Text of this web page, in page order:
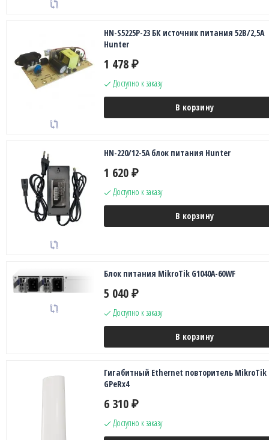
HN-S5225P-23 БК источник питания 52В/2,5А
Hunter
1 478 ₽
Доступно к заказу
В корзину
HN-220/12-5A блок питания Hunter
1 620 ₽
Доступно к заказу
В корзину
Блок питания MikroTik G1040A-60WF
5 040 ₽
Доступно к заказу
В корзину
Гигабитный Ethernet повторитель MikroTik
GPeRx4
6 310 ₽
Доступно к заказу